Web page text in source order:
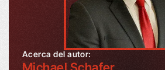
Acerca del autor: